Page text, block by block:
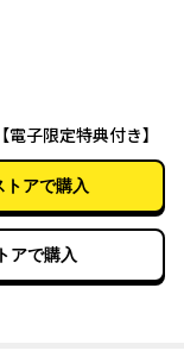
コメディ
日
子限定特典付き】
トアで購入
アで購入